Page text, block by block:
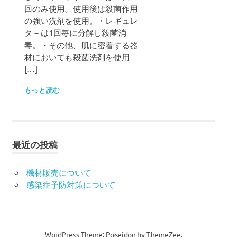
回のみ使用。使用後は殺菌作用
の強い洗剤を使用。・レギュレ
タ－は1回毎に分解し殺菌消
毒。・その他、肌に密着する器
材においても殺菌洗剤を使用
[…]
もっと読む
最近の投稿
機材販売について
感染症予防対策について
WordPress Theme: Poseidon by ThemeZee.